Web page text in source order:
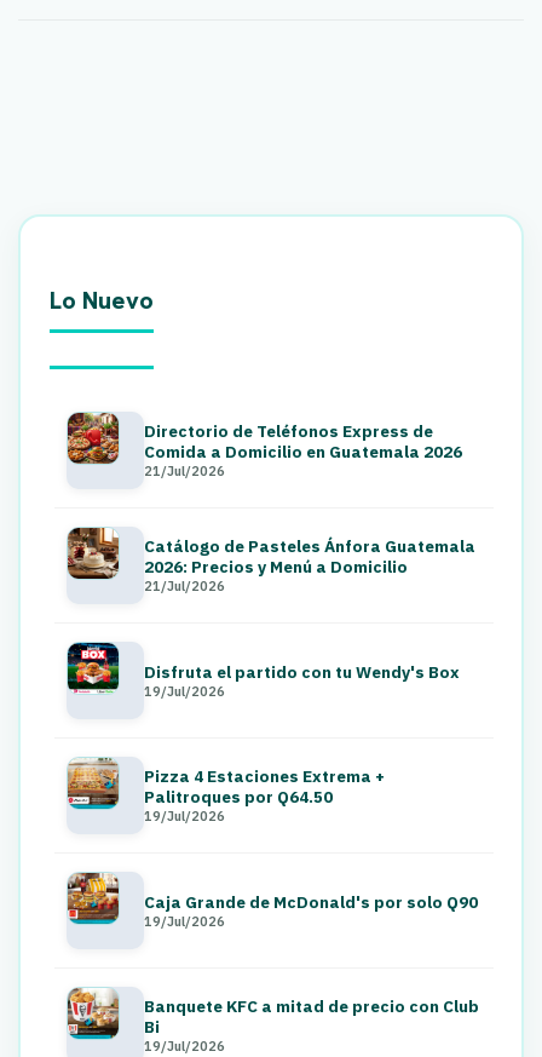
Lo Nuevo
Directorio de Teléfonos Express de
Comida a Domicilio en Guatemala 2026
21/Jul/2026
Catálogo de Pasteles Ánfora Guatemala
2026: Precios y Menú a Domicilio
21/Jul/2026
Disfruta el partido con tu Wendy's Box
19/Jul/2026
Pizza 4 Estaciones Extrema +
Palitroques por Q64.50
19/Jul/2026
Caja Grande de McDonald's por solo Q90
19/Jul/2026
Banquete KFC a mitad de precio con Club
Bi
19/Jul/2026